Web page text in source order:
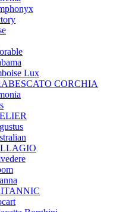
Lux
CORCHIA